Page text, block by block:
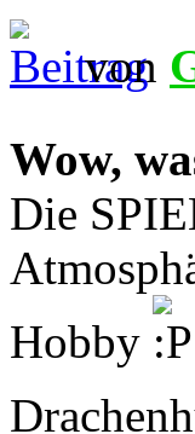
von
Wow,
Die
Hobby